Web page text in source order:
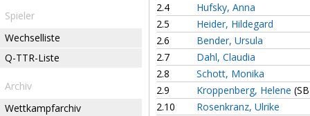
Spieler
Wechselliste
Q-TTR-Liste
Archiv
Wettkampfarchiv
2.4
Hufsky, Anna
2.5
Heider, Hildegard
2.6
Bender, Ursula
2.7
Dahl, Claudia
2.8
Schott, Monika
2.9
Kroppenberg, Helene
2.10
Rosenkranz, Ulrike